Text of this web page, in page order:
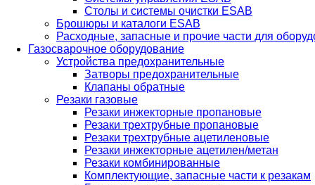
Столы и системы очистки ESAB
Брошюры и каталоги ESAB
Расходные, запасные и прочие части для
Газосварочное оборудование
Устройства предохранительные
Затворы предохранительные
Клапаны обратные
Резаки газовые
Резаки инжекторные пропановые
Резаки трехтрубные пропановые
Резаки трехтрубные ацетиленовые
Резаки инжекторные ацетилен/метан
Резаки комбинированные
Комплектующие, запасные части к резакам